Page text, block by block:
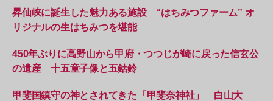
昇仙峡に誕生した魅力ある施設 “はちみつファーム” オ
リジナルの生はちみつを堪能
450年ぶりに高野山から甲府・つつじが崎に戻った信玄公
の遺産 十五童子像と五鈷鈴
甲斐国鎮守の神とされてきた「甲斐奈神社」 白山大